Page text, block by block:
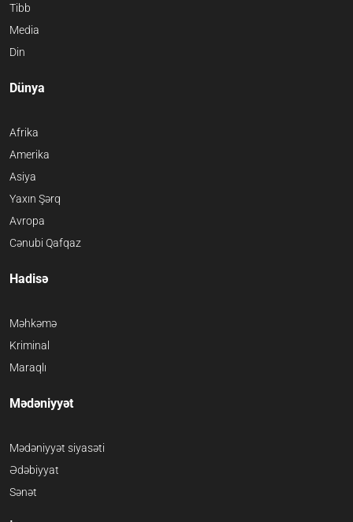
Tibb
Media
Din
Dünya
Afrika
Amerika
Asiya
Yaxın Şərq
Avropa
Cənubi Qafqaz
Hadisə
Məhkəmə
Kriminal
Maraqlı
Mədəniyyət
Mədəniyyət siyasəti
Ədəbiyyat
Sənət